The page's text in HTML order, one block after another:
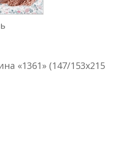
«1361» (147/153х215